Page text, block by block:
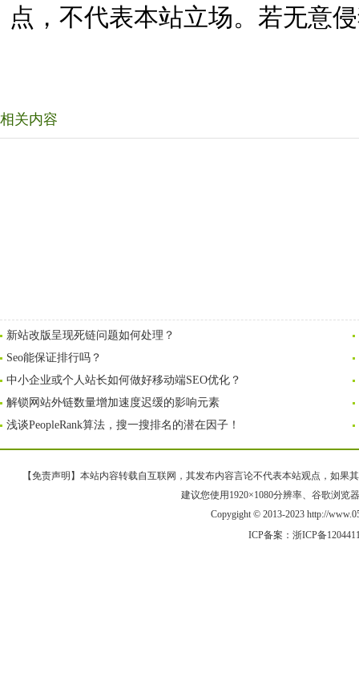
点，不代表本站立场。若无意
相关内容
新站改版呈现死链问题如何处理？
Seo能保证排行吗？
中小企业或个人站长如何做好移动端SEO优化？
解锁网站外链数量增加速度迟缓的影响元素
浅谈PeopleRank算法，搜一搜排名的潜在因子！
【免责声明】本站内容转载自互联网，其发布内容言论不代表本站观点，如果
建议您使用1920×1080分辨率、谷歌浏览
Copygight © 2013-2023 http://
ICP备案： 浙ICP备